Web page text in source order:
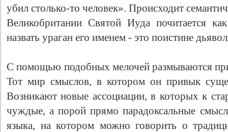
убил столько-то человек». Происходит
Великобритании Святой Иуда почитается
назвать ураган его именем - это поистине
С помощью подобных мелочей размываются
Тот мир смыслов, в котором он привык
Возникают новые ассоциации, в которых к
чуждые, а порой прямо парадоксальные
языка, на котором можно говорить о
Свидетельство